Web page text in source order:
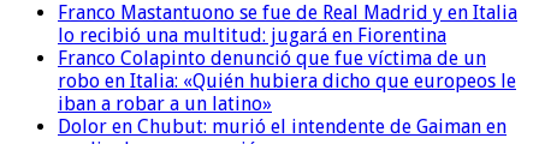
Franco Mastantuono se fue de Real Madrid y en Italia
lo recibió una multitud: jugará en Fiorentina
Franco Colapinto denunció que fue víctima de un
robo en Italia: «Quién hubiera dicho que europeos le
iban a robar a un latino»
Dolor en Chubut: murió el intendente de Gaiman en